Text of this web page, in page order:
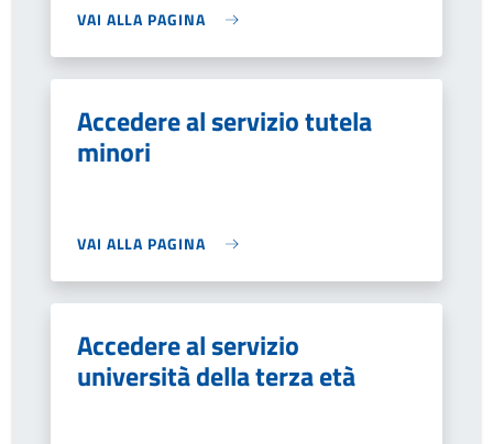
VAI ALLA PAGINA
Accedere al servizio tutela
minori
VAI ALLA PAGINA
Accedere al servizio
università della terza età